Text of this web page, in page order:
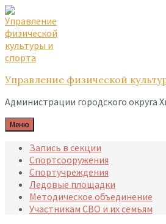
Skip
to
content
Skip
to
main
navigation
Skip
to
footer
Управление физической
Администрации городского округа
Меню
Запись в секции
Спортсооружения
Спортучреждения
Ледовые площадки
Методическое объединение
Участникам СВО и их семьям